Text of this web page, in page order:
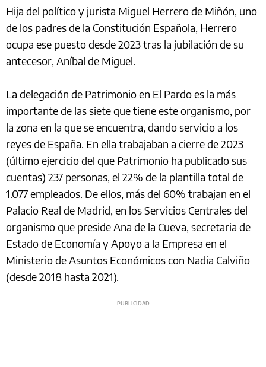
Hija del político y jurista Miguel Herrero de Miñón, uno
de los padres de la Constitución Española, Herrero
ocupa ese puesto desde 2023 tras la jubilación de su
antecesor, Aníbal de Miguel.
La delegación de Patrimonio en El Pardo es la más
importante de las siete que tiene este organismo, por
la zona en la que se encuentra, dando servicio a los
reyes de España. En ella trabajaban a cierre de 2023
(último ejercicio del que Patrimonio ha publicado sus
cuentas) 237 personas, el 22% de la plantilla total de
1.077 empleados. De ellos, más del 60% trabajan en el
Palacio Real de Madrid, en los Servicios Centrales del
organismo que preside Ana de la Cueva, secretaria de
Estado de Economía y Apoyo a la Empresa en el
Ministerio de Asuntos Económicos con Nadia Calviño
(desde 2018 hasta 2021).